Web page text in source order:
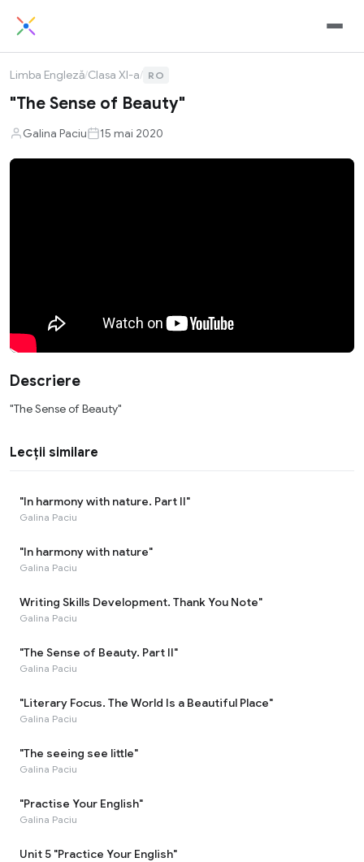
Limba Engleză/Clasa XI-a/ RO
"The Sense of Beauty"
Galina Paciu 15 mai 2020
Descriere
"The Sense of Beauty"
Lecții similare
"In harmony with nature. Part II"
Galina Paciu
"In harmony with nature"
Galina Paciu
Writing Skills Development. Thank You Note"
Galina Paciu
"The Sense of Beauty. Part II"
Galina Paciu
"Literary Focus. The World Is a Beautiful Place"
Galina Paciu
"The seeing see little"
Galina Paciu
"Practise Your English"
Galina Paciu
Unit 5 "Practice Your English"